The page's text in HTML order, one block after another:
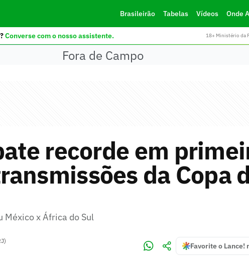
Brasileirão Tabelas Vídeos Onde
Converse com o nosso assistente. 18+ Ministério da
Fora de Campo
recorde em
da Copa
x África do Sul
Favorite o Lance!